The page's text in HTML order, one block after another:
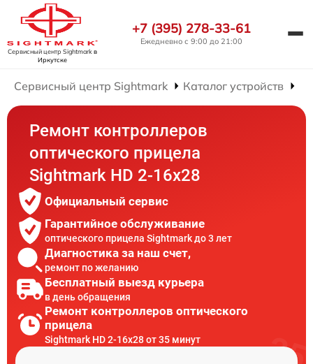
Сервисный центр Sightmarkв
Иркутске
+7 (395) 278-33-61
Ежедневно с 9:00 до 21:00
Сервисный центр Sightmark Каталог устройств
Ремонт контроллеров
оптического прицела
Sightmark HD 2-16x28
Официальный сервис
Гарантийное обслуживание
оптического прицела Sightmark до 3 лет
Диагностика за наш счет,
ремонт по желанию
Бесплатный выезд курьера
в день обращения
Ремонт контроллеров оптического
прицела
Sightmark HD 2-16x28 от 35 минут